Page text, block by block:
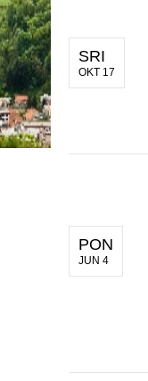
SRI
OKT 17
PON
JUN 4